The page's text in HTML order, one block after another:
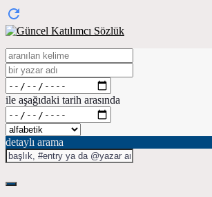
ile aşağıdaki tarih arasında
detaylı arama